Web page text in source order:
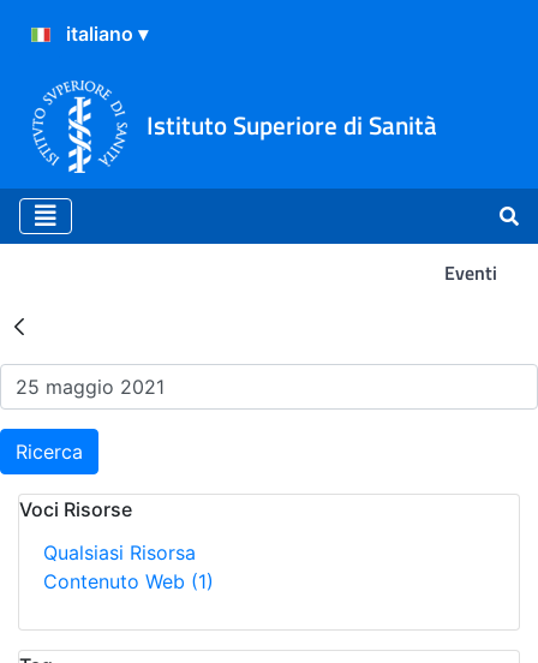
Istituto Superiore di Sanità
Eventi
Risultati della Ricerca -
Ricerca
Voci Risorse
Qualsiasi Risorsa
Contenuto Web (1)